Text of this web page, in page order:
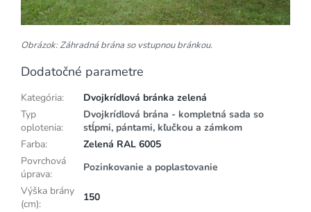
Obrázok: Záhradná brána so vstupnou bránkou.
Dodatočné parametre
Kategória:
Dvojkrídlová bránka zelená
Typ
oplotenia:
Dvojkrídlová brána - kompletná sada so
stĺpmi, pántami, kľučkou a zámkom
Farba:
Zelená RAL 6005
Povrchová
úprava:
Pozinkovanie a poplastovanie
Výška brány
(cm):
150